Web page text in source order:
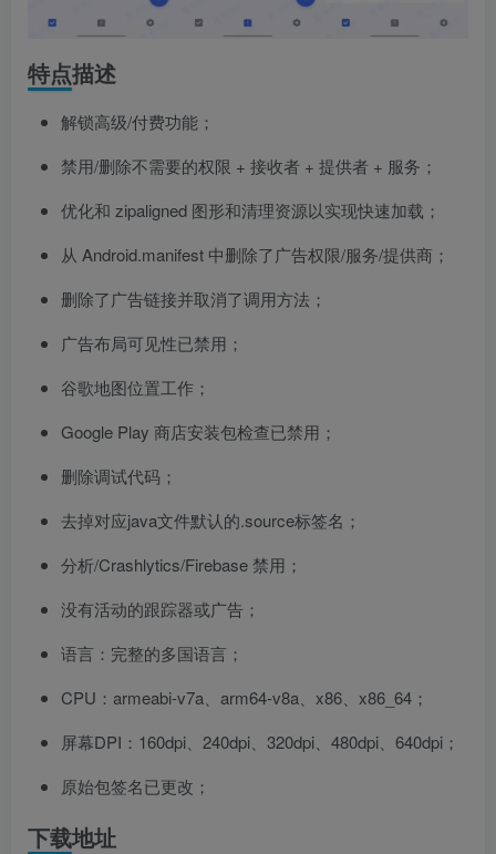
特点描述
解锁高级/付费功能；
禁用/删除不需要的权限 + 接收者 + 提供者 + 服务；
优化和 zipaligned 图形和清理资源以实现快速加载；
从 Android.manifest 中删除了广告权限/服务/提供商；
删除了广告链接并取消了调用方法；
广告布局可见性已禁用；
谷歌地图位置工作；
Google Play 商店安装包检查已禁用；
删除调试代码；
去掉对应java文件默认的.source标签名；
分析/Crashlytics/Firebase 禁用；
没有活动的跟踪器或广告；
语言：完整的多国语言；
CPU：armeabi-v7a、arm64-v8a、x86、x86_64；
屏幕DPI：160dpi、240dpi、320dpi、480dpi、640dpi；
原始包签名已更改；
下载地址